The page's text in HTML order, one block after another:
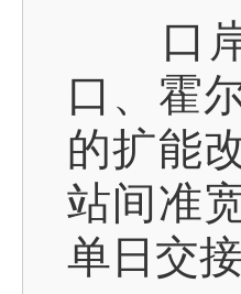
口岸
口、霍
的扩能
站间准
单日交